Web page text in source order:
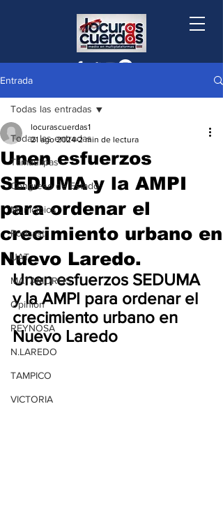
Entrada
Todas las entradas
Tamaulipas
Congreso de Estado
Municipios
Podcast
UAT
MATAMOROS
Opinión
REYNOSA
N.LAREDO
TAMPICO
VICTORIA
Todas las entradas
Unen esfuerzos
SEDUMA y la AMPI
para ordenar el
crecimiento urbano en
Nuevo Laredo.
locurascuerdas1
21 ago 2024 2 min de lectura
Unen esfuerzos SEDUMA
y la AMPI para ordenar el
crecimiento urbano en
Nuevo Laredo